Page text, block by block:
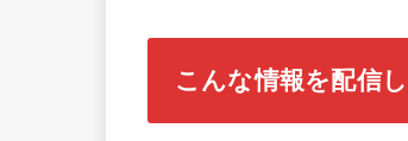
こんな情報を配信